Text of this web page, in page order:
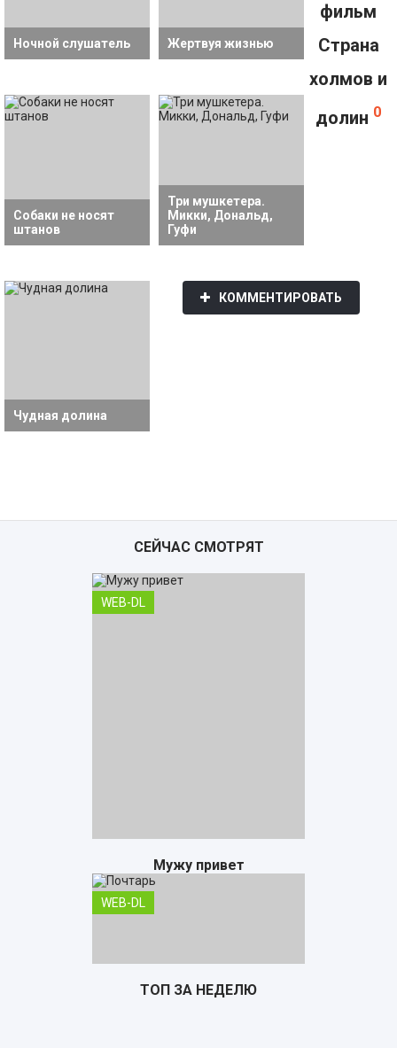
Ночной слушатель Жертвуя жизнью
Собаки не носят
штанов
Три мушкетера.
Микки, Дональд,
Гуфи
Чудная долина
фильм
Страна
холмов и
долин 0
КОММЕНТИРОВАТЬ
СЕЙЧАС СМОТРЯТ
WEB-DL
Мужу привет
WEB-DL
ТОП ЗА НЕДЕЛЮ